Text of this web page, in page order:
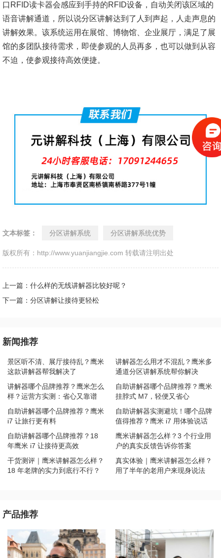
口RFID读卡器会感应到手持的RFID设备，自动关闭该区域的
语音讲解通道，所以说分区讲解达到了人到声起，人走声息的
讲解效果。该系统运用在展馆、博物馆、企业展厅，满足了展
馆的多团队接待需求，即使参观的人员再多，也可以做到从容
不迫，使参观接待高效便捷。
文本标签： 分区讲解系统 分区讲解系统优势
版权所有：http://www.yuanjiangjie.com 转载请注明出处
上一篇：什么样的无线讲解器比较好呢？
下一篇：分区讲解让接待更轻松
新闻推荐
景区听不清、展厅接待乱？鹰米
这款讲解器帮我解决了
讲解器怎么用才不混乱？鹰米多
通道分区讲解系统帮你解决
讲解器哪个品牌推荐？鹰米怎么
样？运营方实测：省心又靠谱
自助讲解器哪个品牌推荐？鹰米
挂脖式 M7，轻便又省心
自助讲解器哪个品牌推荐？鹰米
i7 让旅行更有料
自助讲解器实测避坑！哪个品牌
值得推荐？鹰米 i7 用体验说话
自助讲解器哪个品牌推荐？18
年鹰米 i7 让接待更高效
鹰米讲解器怎么样？3 个行业用
户的真实反馈告诉你答案
干货测评｜鹰米讲解器怎么样？
18 年老牌的实力到底行不行？
真实体验｜鹰米讲解器怎么样？
用了半年的老用户来现身说法
产品推荐